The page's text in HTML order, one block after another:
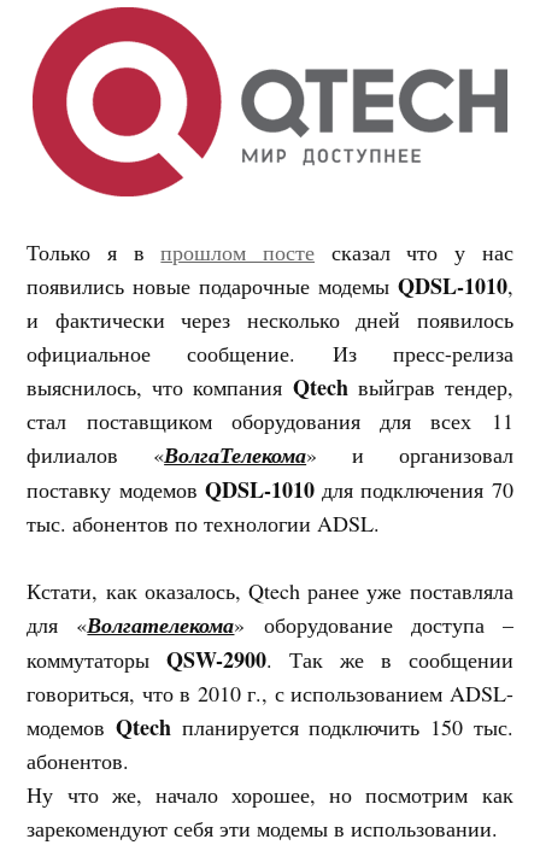
Только я впрошлом посте сказал что у нас
появились новые подарочные модемы QDSL-1010,
и фактически через несколько дней появилось
официальное сообщение. Из пресс-релиза
выяснилось, что компания Qtechвыйграв тендер,
стал поставщиком оборудования для всех 11
филиалов «ВолгаТелекома» и организовал
поставку модемов QDSL-1010для подключения 70
тыс. абонентов по технологии ADSL.
Кстати, как оказалось, Qtech ранее уже поставляла
для «Волгателекома» оборудование доступа –
коммутаторыQSW-2900. Так же в сообщении
говориться, что в 2010 г., с использованием ADSL-
модемовQtech планируется подключить 150 тыс.
абонентов.
Ну что же, начало хорошее, но посмотрим как
зарекомендуют себя эти модемы в использовании.